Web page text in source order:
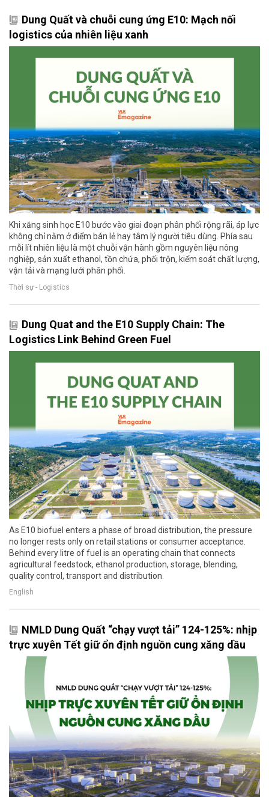
Dung Quất và chuỗi cung ứng E10: Mạch nối
logistics của nhiên liệu xanh
Khi xăng sinh học E10 bước vào giai đoạn phân phối rộng rãi, áp lực
không chỉ nằm ở điểm bán lẻ hay tâm lý người tiêu dùng. Phía sau
mỗi lít nhiên liệu là một chuỗi vận hành gồm nguyên liệu nông
nghiệp, sản xuất ethanol, tồn chứa, phối trộn, kiểm soát chất lượng,
vận tải và mạng lưới phân phối.
Thời sự - Logistics
Dung Quat and the E10 Supply Chain: The
Logistics Link Behind Green Fuel
As E10 biofuel enters a phase of broad distribution, the pressure
no longer rests only on retail stations or consumer acceptance.
Behind every litre of fuel is an operating chain that connects
agricultural feedstock, ethanol production, storage, blending,
quality control, transport and distribution.
English
NMLD Dung Quất “chạy vượt tải” 124-125%: nhịp
trực xuyên Tết giữ ổn định nguồn cung xăng dầu